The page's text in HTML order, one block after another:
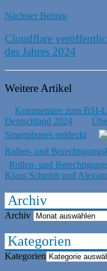
Nächster Beitrag
Cloudflare
des Jahres 2024
Weitere Artikel
Kommentare zum BSI-
Deutschland 2024
Smartphones entdeckt
Rollen- und
Rollen- und
Klaus Schmidt und
Archiv
Archiv
Kategorien
Kategorien